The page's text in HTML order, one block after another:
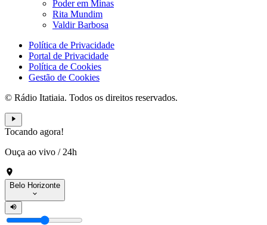
Poder em Minas
Rita Mundim
Valdir Barbosa
Política de Privacidade
Portal de Privacidade
Política de Cookies
Gestão de Cookies
© Rádio Itatiaia. Todos os direitos reservados.
Tocando agora!
Ouça ao vivo / 24h
Belo Horizonte